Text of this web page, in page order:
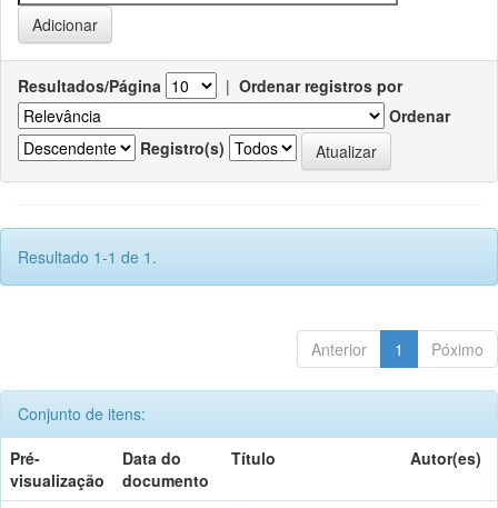
Resultados/Página | Ordenar registros por
Ordenar
Registro(s)
Resultado 1-1 de 1.
Anterior 1 Póximo
Conjunto de itens:
Pré-
visualização
Data do
documento
Título Autor(es)